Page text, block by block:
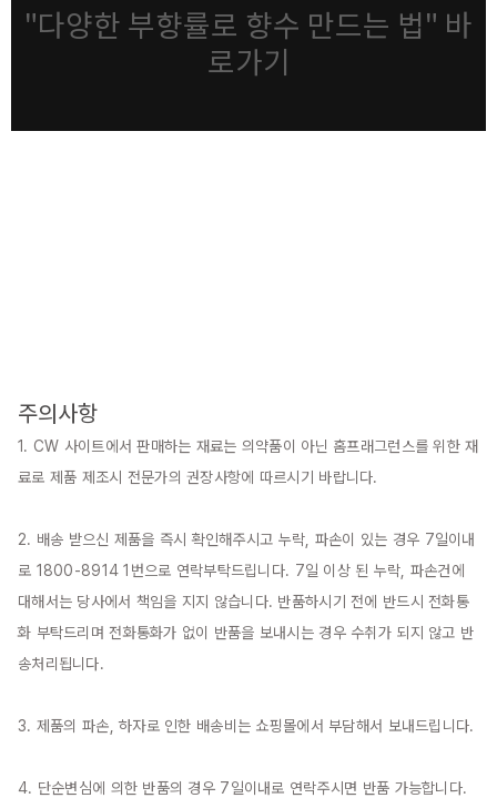
"다양한 부향률로 향수 만드는 법" 바
로가기
주의사항
1. CW 사이트에서 판매하는 재료는 의약품이 아닌 홈프래그런스를 위한 재
료로 제품 제조시 전문가의 권장사항에 따르시기 바랍니다.
2. 배송 받으신 제품을 즉시 확인해주시고 누락, 파손이 있는 경우 7일이내
로 1800-8914 1번으로 연락부탁드립니다. 7일 이상 된 누락, 파손건에
대해서는 당사에서 책임을 지지 않습니다. 반품하시기 전에 반드시 전화통
화 부탁드리며 전화통화가 없이 반품을 보내시는 경우 수취가 되지 않고 반
송처리됩니다.
3. 제품의 파손, 하자로 인한 배송비는 쇼핑몰에서 부담해서 보내드립니다.
4. 단순변심에 의한 반품의 경우 7일이내로 연락주시면 반품 가능합니다.